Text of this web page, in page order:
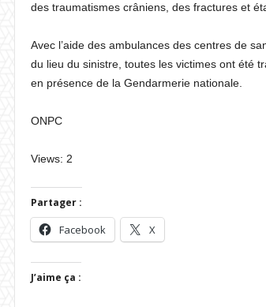
des traumatismes crâniens, des fractures et
Avec l’aide des ambulances des centres de
du lieu du sinistre, toutes les victimes ont été
en présence de la Gendarmerie nationale.
ONPC
Views: 2
Partager :
Facebook X
J’aime ça :